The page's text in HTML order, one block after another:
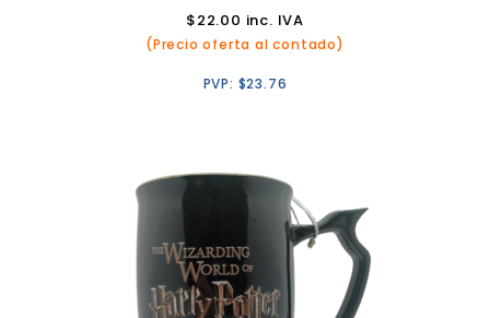
$22.00 inc. IVA
(Precio oferta al contado)
PVP: $23.76